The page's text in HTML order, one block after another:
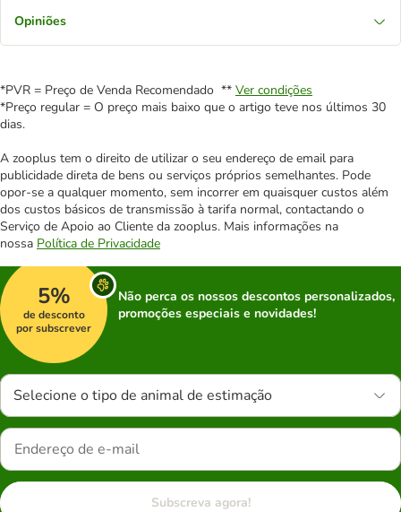
Opiniões
*PVR = Preço de Venda Recomendado ** Ver condições
*Preço regular = O preço mais baixo que o artigo teve nos últimos 30
dias.
A zooplus tem o direito de utilizar o seu endereço de email para
publicidade direta de bens ou serviços próprios semelhantes. Pode
opor-se a qualquer momento, sem incorrer em quaisquer custos além
dos custos básicos de transmissão à tarifa normal, contactando o
Serviço de Apoio ao Cliente da zooplus. Mais informações na
nossa Política de Privacidade
5%
de desconto
por subscrever
Não perca os nossos descontos personalizados,
promoções especiais e novidades!
Selecione o tipo de animal de estimação
Subscreva agora!